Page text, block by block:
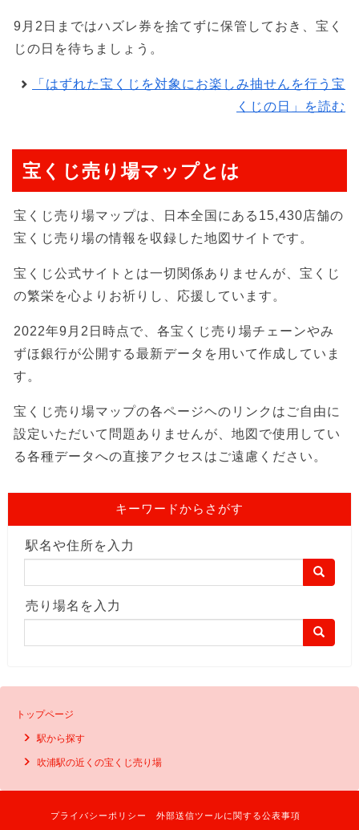
9月2日まではハズレ券を捨てずに保管しておき、宝く
じの日を待ちましょう。
「はずれた宝くじを対象にお楽しみ抽せんを行う宝
くじの日」を読む
宝くじ売り場マップとは
宝くじ売り場マップは、日本全国にある15,430店舗の
宝くじ売り場の情報を収録した地図サイトです。
宝くじ公式サイトとは一切関係ありませんが、宝くじ
の繁栄を心よりお祈りし、応援しています。
2022年9月2日時点で、各宝くじ売り場チェーンやみ
ずほ銀行が公開する最新データを用いて作成していま
す。
宝くじ売り場マップの各ページヘのリンクはご自由に
設定いただいて問題ありませんが、地図で使用してい
る各種データへの直接アクセスはご遠慮ください。
キーワードからさがす
駅名や住所を入力
売り場名を入力
トップページ
駅から探す
吹浦駅の近くの宝くじ売り場
プライバシーポリシー 外部送信ツールに関する公表事項